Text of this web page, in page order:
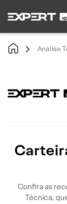
Análise
Confira as
Técnica,